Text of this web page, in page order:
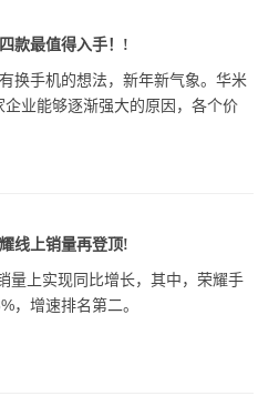
款最值得入手！!
换手机的想法，新年新气象。华米
业能够逐渐强大的原因，各个价
线上销量再登顶!
量上实现同比增长，其中，荣耀手
，增速排名第二。